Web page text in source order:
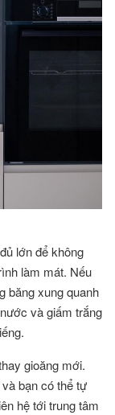
lớn để không
làm mát. Nếu
băng xung quanh
và giấm trắng
gioăng mới.
bạn có thể tự
hệ tới trung tâm